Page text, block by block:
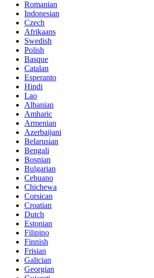
Romanian
Indonesian
Czech
Afrikaans
Swedish
Polish
Basque
Catalan
Esperanto
Hindi
Lao
Albanian
Amharic
Armenian
Azerbaijani
Belarusian
Bengali
Bosnian
Bulgarian
Cebuano
Chichewa
Corsican
Croatian
Dutch
Estonian
Filipino
Finnish
Frisian
Galician
Georgian